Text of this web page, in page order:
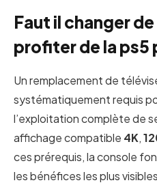
Faut il changer
profiter de la ps5
Un remplacement de
systématiquement requis
l’exploitation complète de
affichage compatible 4K,
ces prérequis, la console
les bénéfices les plus